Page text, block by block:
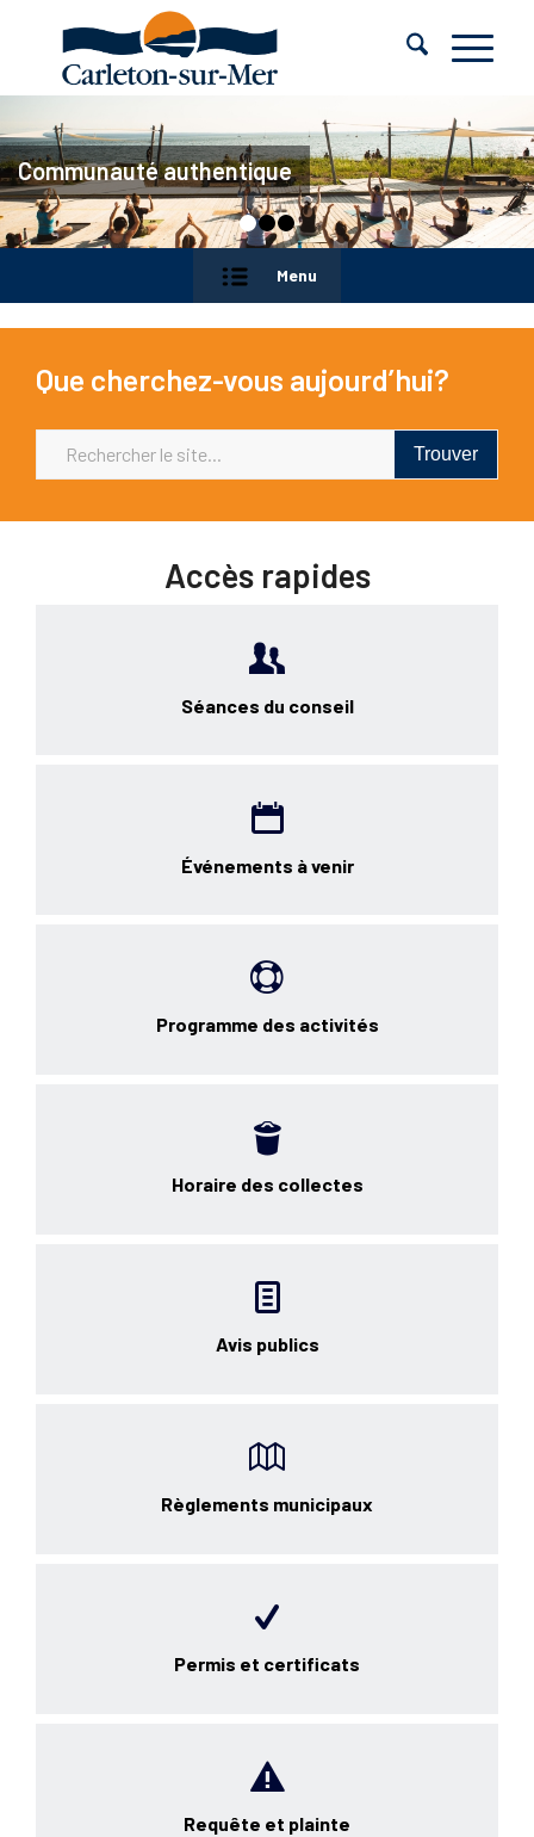
Communauté authentique
1 2 3
Menu
Que cherchez-vous aujourd’hui?
Accès rapides
Séances du conseil
Événements à venir
Programme des activités
Horaire des collectes
Avis publics
Règlements municipaux
Permis et certificats
Requête et plainte